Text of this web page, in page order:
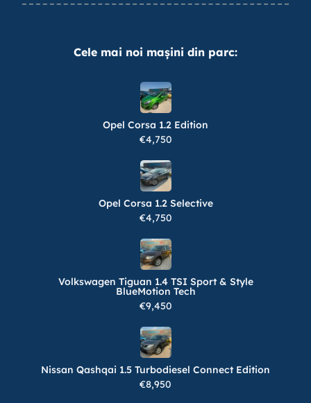
Cele mai noi mașini din parc:
Opel Corsa 1.2 Edition
€4,750
Opel Corsa 1.2 Selective
€4,750
Volkswagen Tiguan 1.4 TSI Sport & Style
BlueMotion Tech
€9,450
Nissan Qashqai 1.5 Turbodiesel Connect Edition
€8,950